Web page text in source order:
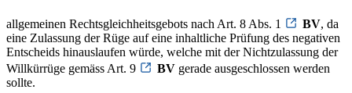
allgemeinen Rechtsgleichheitsgebots nach Art. 8 Abs. 1 BV, da
eine Zulassung der Rüge auf eine inhaltliche Prüfung des negativen
Entscheids hinauslaufen würde, welche mit der Nichtzulassung der
Willkürrüge gemäss Art. 9
BV gerade ausgeschlossen werden
sollte.